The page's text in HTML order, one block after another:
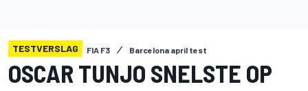
TESTVERSLAG FIA F3 Barcelona april test
OSCAR TUNJO SNELSTE OP